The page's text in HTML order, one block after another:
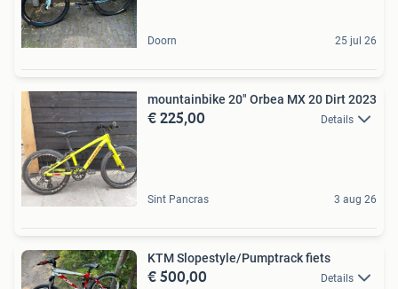
Doorn 25 jul 26
mountainbike 20" Orbea MX 20 Dirt 2023
€ 225,00 Details
Sint Pancras 3 aug 26
KTM Slopestyle/Pumptrack fiets
€ 500,00 Details